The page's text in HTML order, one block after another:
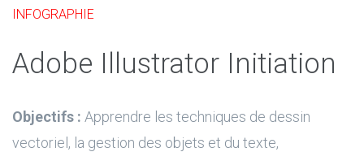
INFOGRAPHIE
Adobe Illustrator Initiation
Objectifs : Apprendre les techniques de dessin
vectoriel, la gestion des objets et du texte,